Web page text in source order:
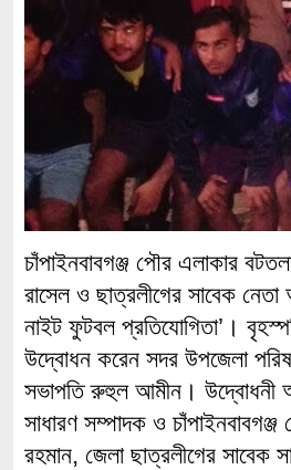
চাঁপাইনবাবগঞ্জ পৌর এলাকার
রাসেল ও ছাত্রলীগের সাবেক
নাইট ফুটবল প্রতিযোগিতা’।
উদ্বোধন করেন সদর উপজেলা
সভাপতি রুহুল আমীন। উদ্বোধনী
সাধারণ সম্পাদক ও
রহমান, জেলা ছাত্রলীগের সাবেক